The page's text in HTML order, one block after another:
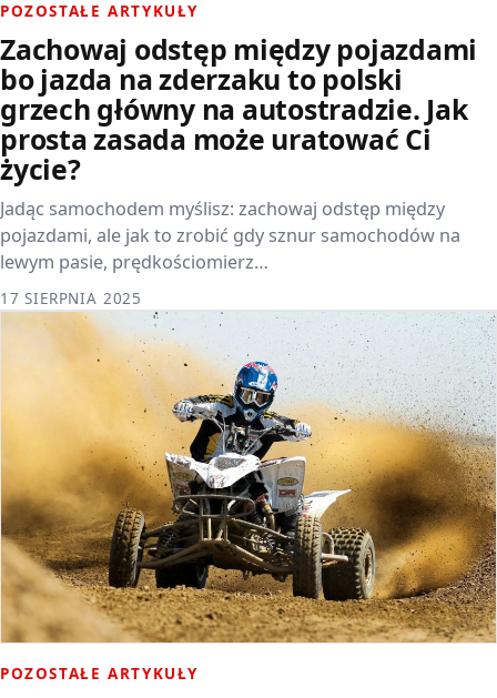
POZOSTAŁE ARTYKUŁY
Zachowaj odstęp między pojazdami
bo jazda na zderzaku to polski
grzech główny na autostradzie. Jak
prosta zasada może uratować Ci
życie?
Jadąc samochodem myślisz: zachowaj odstęp między
pojazdami, ale jak to zrobić gdy sznur samochodów na
lewym pasie, prędkościomierz…
17 SIERPNIA 2025
POZOSTAŁE ARTYKUŁY